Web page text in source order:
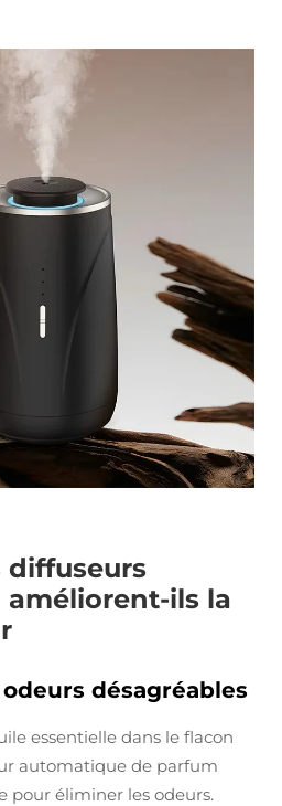
diffuseurs
ils la
désagréables
essentielle dans le flacon
automatique de parfum
pour éliminer les odeurs.